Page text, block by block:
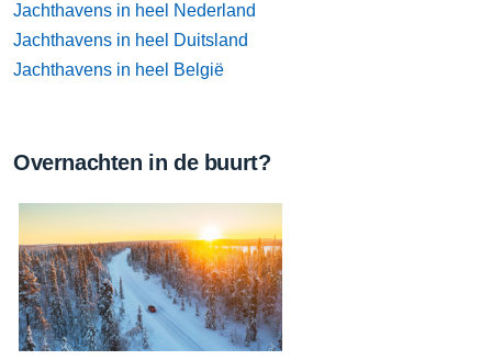
Jachthavens in heel Nederland
Jachthavens in heel Duitsland
Jachthavens in heel België
Overnachten in de buurt?